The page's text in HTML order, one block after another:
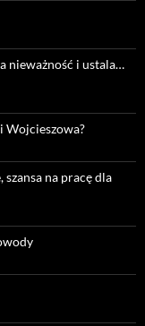
nieważność i ustala…
Wojcieszowa?
na pracę dla